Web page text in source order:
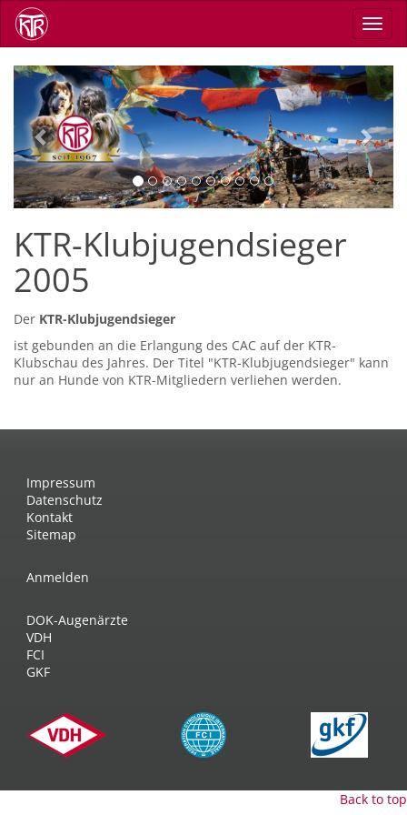
Direkt
zum
Inhalt
Previous Next
KTR-Klubjugendsieger
2005
Der KTR-Klubjugendsieger
ist gebunden an die Erlangung des CAC auf der KTR-
Klubschau des Jahres. Der Titel "KTR-Klubjugendsieger" kann
nur an Hunde von KTR-Mitgliedern verliehen werden.
Impressum
Datenschutz
Kontakt
Sitemap
Anmelden
DOK-Augenärzte
VDH
FCI
GKF
Back to top